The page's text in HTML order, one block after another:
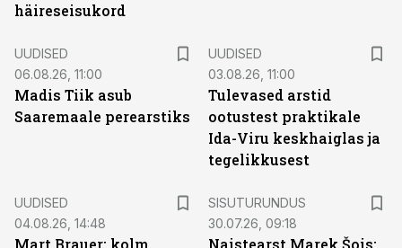
häireseisukord
UUDISED
06.08.26, 11:00
Madis Tiik asub
Saaremaale perearstiks
UUDISED
03.08.26, 11:00
Tulevased arstid
ootustest praktikale
Ida-Viru keskhaiglas ja
tegelikkusest
UUDISED
04.08.26, 14:48
Mart Brauer: kolm
SISUTURUNDUS
30.07.26, 09:18
Naistearst Marek Šois: